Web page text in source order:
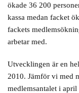
ökade 36 200
kassa medan facket
fackets
arbetar med.
Utvecklingen är en
2010. Jämför vi med
medlemsantalet i